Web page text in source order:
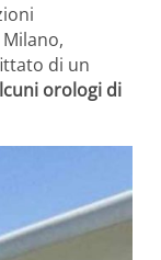
di un
orologi di